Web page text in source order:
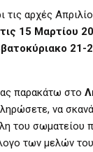
τις αρχές
15 Μαρτίου
21-
παρακάτω στο
να
του σωματείου
των μελών